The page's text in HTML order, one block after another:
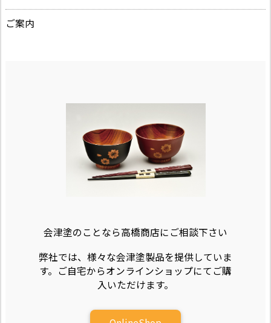
ご案内
会津塗のことなら高橋商店にご相談下さい
弊社では、様々な会津塗製品を提供していま
す。ご自宅からオンラインショップにてご購
入いただけます。